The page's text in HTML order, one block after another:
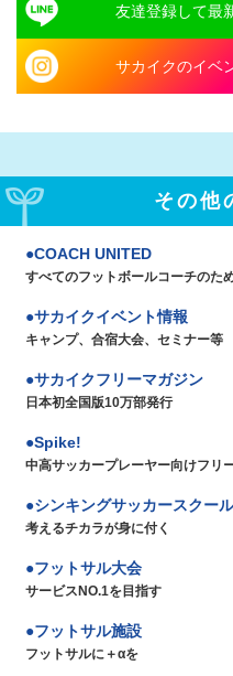
友達登録して最
サカイクのイベ
その他
COACH UNITED
すべてのフットボールコーチのた
サカイクイベント情報
キャンプ、合宿大会、セミナー等
サカイクフリーマガジン
日本初全国版10万部発行
Spike!
中高サッカープレーヤー向けフリ
シンキングサッカースクール
考えるチカラが身に付く
フットサル大会
サービスNO.1を目指す
フットサル施設
フットサルに＋αを